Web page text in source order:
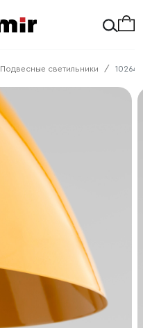
Подвесные светильники 10264